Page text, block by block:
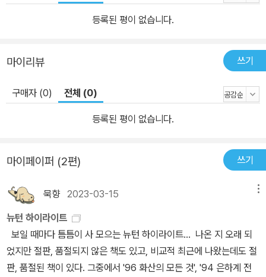
에서도 특히 독자의 호평을 받은 기사를 특정한 주제별로 재구성해서
매달 한 권씩 펴내는 것이 ‘뉴턴 하이라이트 시리즈’이다. <주기율표
등 100여 권의 자매편들도 절찬리에 판매되고 있다.
등록된 평이 없습니다.
마이리뷰 쓰기
구매자 (0) 전체 (0)
등록된 평이 없습니다.
마이페이퍼 (2편) 쓰기
묵향2023-03-15
뉴턴 하이라이트
보일 때마다 틈틈이 사 모으는 뉴턴 하이라이트... 나온 지 오래 되
었지만 절판, 품절되지 않은 책도 있고, 비교적 최근에 나왔는데도 절
판, 품절된 책이 있다. 그중에서 '96 화산의 모든 것', '94 은하계 전